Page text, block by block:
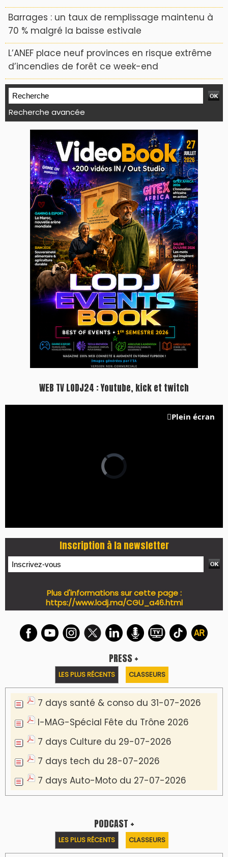
Barrages : un taux de remplissage maintenu à
70 % malgré la baisse estivale
L’ANEF place neuf provinces en risque extrême
d’incendies de forêt ce week-end
Recherche avancée
WEB TV LODJ24 : Youtube, kick et twitch
Plein écran
Inscription à la newsletter
Plus d'informations sur cette page :
https://www.lodj.ma/CGU_a46.html
PRESS +
LES PLUS RÉCENTS CLASSEURS
7 days santé & conso du 31-07-2026
I-MAG-Spécial Fête du Trône 2026
7 days Culture du 29-07-2026
7 days tech du 28-07-2026
7 days Auto-Moto du 27-07-2026
PODCAST +
LES PLUS RÉCENTS CLASSEURS